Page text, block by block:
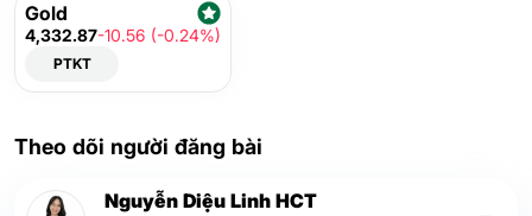
Gold
4,332.87-10.56 (-0.24%)
PTKT
Theo dõi người đăng bài
Nguyễn Diệu Linh HCT